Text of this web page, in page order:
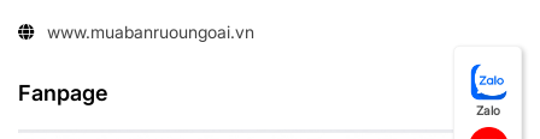
www.muabanruoungoai.vn
Fanpage
Zalo